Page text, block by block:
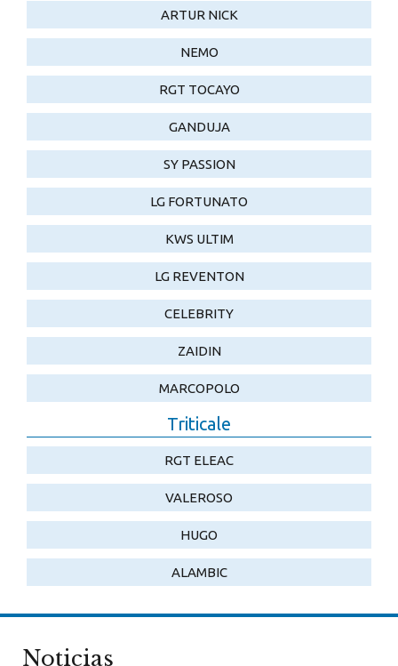
ARTUR NICK
NEMO
RGT TOCAYO
GANDUJA
SY PASSION
LG FORTUNATO
KWS ULTIM
LG REVENTON
CELEBRITY
ZAIDIN
MARCOPOLO
Tri­ticale
RGT ELEAC
VALEROSO
HUGO
ALAMBIC
Noticias